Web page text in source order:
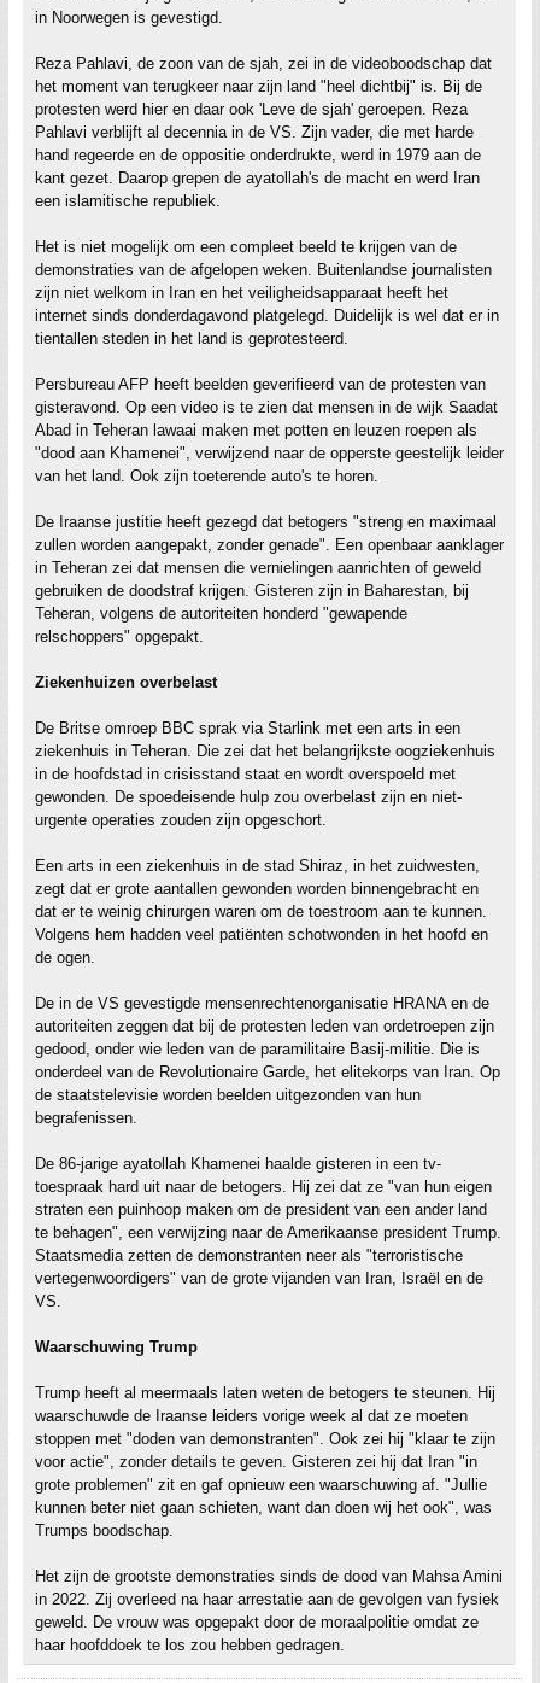
in Noorwegen is gevestigd.
Reza Pahlavi, de zoon van de sjah, zei in de videoboodschap dat
het moment van terugkeer naar zijn land "heel dichtbij" is. Bij de
protesten werd hier en daar ook 'Leve de sjah' geroepen. Reza
Pahlavi verblijft al decennia in de VS. Zijn vader, die met harde
hand regeerde en de oppositie onderdrukte, werd in 1979 aan de
kant gezet. Daarop grepen de ayatollah's de macht en werd Iran
een islamitische republiek.
Het is niet mogelijk om een compleet beeld te krijgen van de
demonstraties van de afgelopen weken. Buitenlandse journalisten
zijn niet welkom in Iran en het veiligheidsapparaat heeft het
internet sinds donderdagavond platgelegd. Duidelijk is wel dat er in
tientallen steden in het land is geprotesteerd.
Persbureau AFP heeft beelden geverifieerd van de protesten van
gisteravond. Op een video is te zien dat mensen in de wijk Saadat
Abad in Teheran lawaai maken met potten en leuzen roepen als
"dood aan Khamenei", verwijzend naar de opperste geestelijk leider
van het land. Ook zijn toeterende auto's te horen.
De Iraanse justitie heeft gezegd dat betogers "streng en maximaal
zullen worden aangepakt, zonder genade". Een openbaar aanklager
in Teheran zei dat mensen die vernielingen aanrichten of geweld
gebruiken de doodstraf krijgen. Gisteren zijn in Baharestan, bij
Teheran, volgens de autoriteiten honderd "gewapende
relschoppers" opgepakt.
Ziekenhuizen overbelast
De Britse omroep BBC sprak via Starlink met een arts in een
ziekenhuis in Teheran. Die zei dat het belangrijkste oogziekenhuis
in de hoofdstad in crisisstand staat en wordt overspoeld met
gewonden. De spoedeisende hulp zou overbelast zijn en niet-
urgente operaties zouden zijn opgeschort.
Een arts in een ziekenhuis in de stad Shiraz, in het zuidwesten,
zegt dat er grote aantallen gewonden worden binnengebracht en
dat er te weinig chirurgen waren om de toestroom aan te kunnen.
Volgens hem hadden veel patiënten schotwonden in het hoofd en
de ogen.
De in de VS gevestigde mensenrechtenorganisatie HRANA en de
autoriteiten zeggen dat bij de protesten leden van ordetroepen zijn
gedood, onder wie leden van de paramilitaire Basij-militie. Die is
onderdeel van de Revolutionaire Garde, het elitekorps van Iran. Op
de staatstelevisie worden beelden uitgezonden van hun
begrafenissen.
De 86-jarige ayatollah Khamenei haalde gisteren in een tv-
toespraak hard uit naar de betogers. Hij zei dat ze "van hun eigen
straten een puinhoop maken om de president van een ander land
te behagen", een verwijzing naar de Amerikaanse president Trump.
Staatsmedia zetten de demonstranten neer als "terroristische
vertegenwoordigers" van de grote vijanden van Iran, Israël en de
VS.
Waarschuwing Trump
Trump heeft al meermaals laten weten de betogers te steunen. Hij
waarschuwde de Iraanse leiders vorige week al dat ze moeten
stoppen met "doden van demonstranten". Ook zei hij "klaar te zijn
voor actie", zonder details te geven. Gisteren zei hij dat Iran "in
grote problemen" zit en gaf opnieuw een waarschuwing af. "Jullie
kunnen beter niet gaan schieten, want dan doen wij het ook", was
Trumps boodschap.
Het zijn de grootste demonstraties sinds de dood van Mahsa Amini
in 2022. Zij overleed na haar arrestatie aan de gevolgen van fysiek
geweld. De vrouw was opgepakt door de moraalpolitie omdat ze
haar hoofddoek te los zou hebben gedragen.